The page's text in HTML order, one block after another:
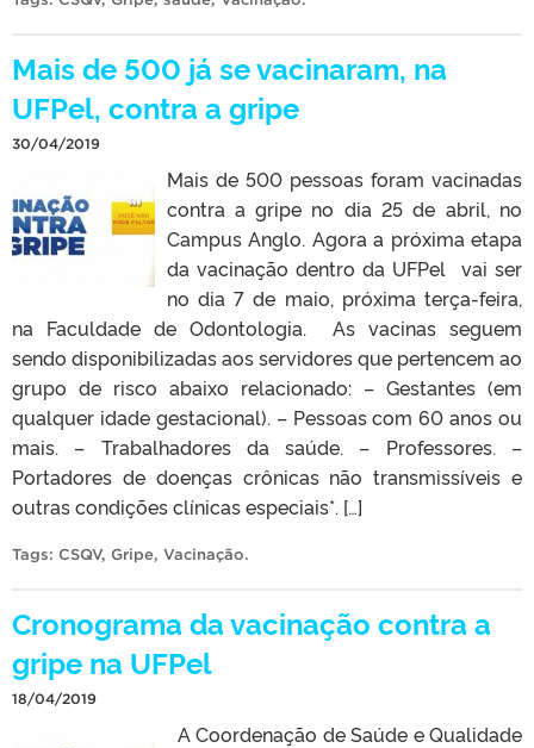
Mais de 500 já se vacinaram, na
UFPel, contra a gripe
30/04/2019
Mais de 500 pessoas foram vacinadas
contra a gripe no dia 25 de abril, no
Campus Anglo. Agora a próxima etapa
da vacinação dentro da UFPel vai ser
no dia 7 de maio, próxima terça-feira,
na Faculdade de Odontologia. As vacinas seguem
sendo disponibilizadas aos servidores que pertencem ao
grupo de risco abaixo relacionado: – Gestantes (em
qualquer idade gestacional). – Pessoas com 60 anos ou
mais. – Trabalhadores da saúde. – Professores. –
Portadores de doenças crônicas não transmissíveis e
outras condições clínicas especiais*. […]
Tags: CSQV, Gripe, Vacinação.
Cronograma da vacinação contra a
gripe na UFPel
18/04/2019
A Coordenação de Saúde e Qualidade